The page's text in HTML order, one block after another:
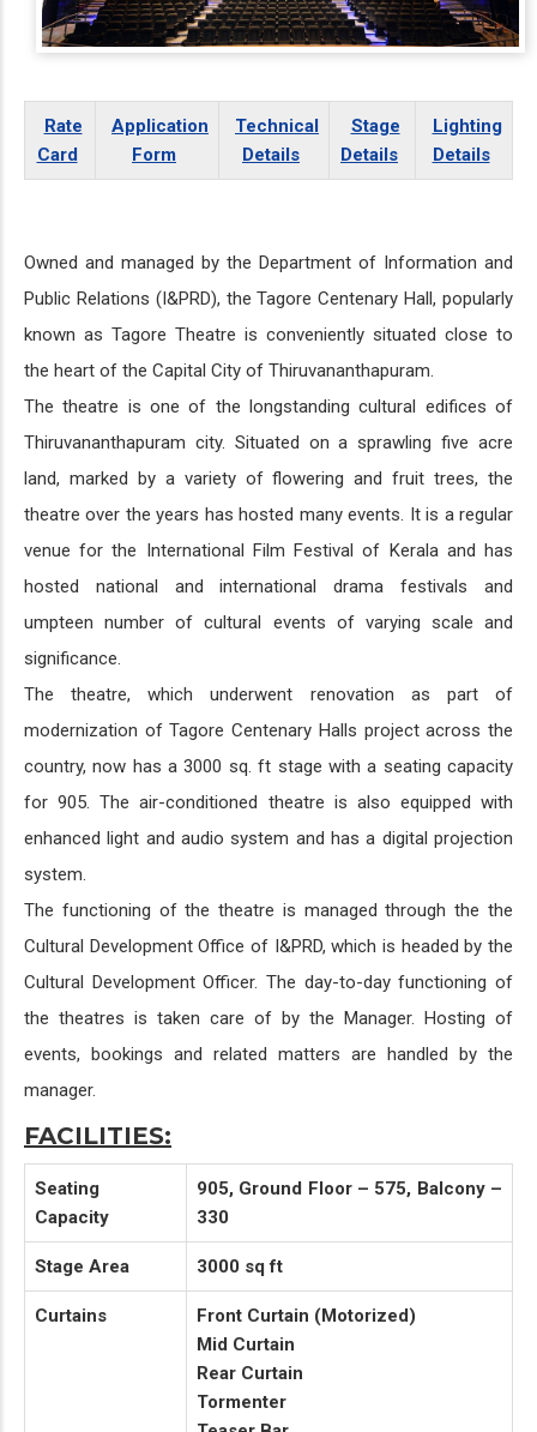
Rate
Card
Application
Form
Technical
Details
Stage
Details
Lighting
Details
Owned and managed by the Department of Information and
Public Relations (I&PRD), the Tagore Centenary Hall, popularly
known as Tagore Theatre is conveniently situated close to
the heart of the Capital City of Thiruvananthapuram.
The theatre is one of the longstanding cultural edifices of
Thiruvananthapuram city. Situated on a sprawling five acre
land, marked by a variety of flowering and fruit trees, the
theatre over the years has hosted many events. It is a regular
venue for the International Film Festival of Kerala and has
hosted national and international drama festivals and
umpteen number of cultural events of varying scale and
significance.
The theatre, which underwent renovation as part of
modernization of Tagore Centenary Halls project across the
country, now has a 3000 sq. ft stage with a seating capacity
for 905. The air-conditioned theatre is also equipped with
enhanced light and audio system and has a digital projection
system.
The functioning of the theatre is managed through the the
Cultural Development Office of I&PRD, which is headed by the
Cultural Development Officer. The day-to-day functioning of
the theatres is taken care of by the Manager. Hosting of
events, bookings and related matters are handled by the
manager.
FACILITIES:
Seating
Capacity
905, Ground Floor – 575, Balcony –
330
Stage Area 3000 sq ft
Curtains
Front Curtain (Motorized)
Mid Curtain
Rear Curtain
Tormenter